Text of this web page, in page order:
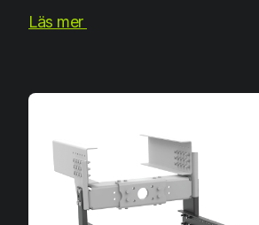
Läs mer